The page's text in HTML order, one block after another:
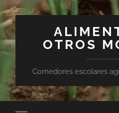
OTROS
Comedores escolares